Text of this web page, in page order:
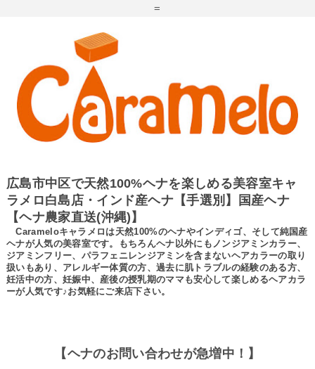
=
広島市中区で天然100%ヘナを楽しめる美容室キャ
ラメロ白島店・インド産ヘナ【手選別】国産ヘナ
【ヘナ農家直送(沖縄)】
Carameloキャラメロは天然100%のヘナやインディゴ、そして純国産
ヘナが人気の美容室です。もちろんヘナ以外にもノンジアミンカラー、
ジアミンフリー、パラフェニレンジアミンを含まないヘアカラーの取り
扱いもあり、アレルギー体質の方、過去に肌トラブルの経験のある方、
妊活中の方、妊娠中、産後の授乳期のママも安心して楽しめるヘアカラ
ーが人気です♪お気軽にご来店下さい。
【ヘナのお問い合わせが急増中！】